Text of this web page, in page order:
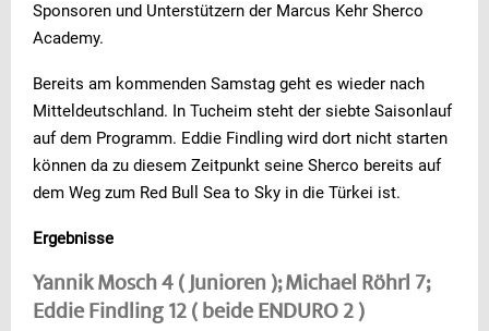
Sponsoren und Unterstützern der Marcus Kehr Sherco
Academy.
Bereits am kommenden Samstag geht es wieder nach
Mitteldeutschland. In Tucheim steht der siebte Saisonlauf
auf dem Programm. Eddie Findling wird dort nicht starten
können da zu diesem Zeitpunkt seine Sherco bereits auf
dem Weg zum Red Bull Sea to Sky in die Türkei ist.
Ergebnisse
Yannik Mosch 4 ( Junioren ); Michael Röhrl 7;
Eddie Findling 12 ( beide ENDURO 2 )